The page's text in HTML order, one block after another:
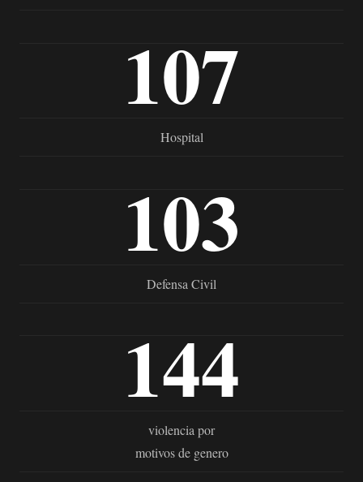
107
Hospital
103
Defensa Civil
144
violencia por
motivos de genero